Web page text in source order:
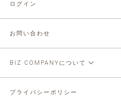
ログイン
お問い合わせ
BIZ COMPANYについて
プライバシーポリシー